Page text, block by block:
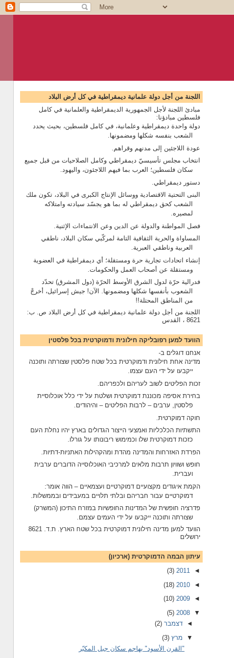
اللجنة من أجل دولة علمانية ديمقراطية في كل أرض البلاد
مبادئ اللجنة لأجل الجمهورية الديمقراطية والعلمانية في كامل
فلسطين مبادؤنا:
دولة واحدة ديمقراطية وعلمانية، في كامل فلسطين، بحيث يحدد
الشعب بنفسه شكلها ومضمونها.
عودة اللاجئين إلى مدنهم وقراهم.
انتخاب مجلس تأسيسيّ ديمقراطي وكامل الصلاحيات من قبل جميع
سكان فلسطين؛ العرب بما فيهم اللاجئون، واليهود.
دستور ديمقراطي.
البنى التحتية الاقتصادية ووسائل الإنتاج الكبرى في البلاد، تكون ملك
الشعب كحق ديمقراطي له بما هو يجسّد سيادته وامتلاكه
لمصيره.
فصل المواطنة والدولة عن الدين وعن الانتماءات الإثنية.
المساواة والحرية الثقافية التامة لمركّبي سكان البلاد، ناطقي
العربية وناطقي العبرية.
إنشاء اتحادات تجارية حرة ومستقلة؛ أي ديمقراطية في العضوية
ومستقلة عن أصحاب العمل والحكومات.
فدرالية حرّة لدول الشرق الأوسط الحرّة (دول المشرق) تحدّد
الشعوب بأنفسها شكلها ومضمونها. الآن! جيش إسرائيل، أخرجْ
من المناطق المحتلة!!
اللجنة من أجل دولة علمانية ديمقراطية في كل أرض البلاد ص. ب:
8621 ، القدس
הוועד למען רפובליקה חילונית ודמוקרטית בכל פלסטין
אנחנו דוגלים ב-
מדינה אחת חילונית ודמוקרטית בכל שטח פלסטין שצורתה ותוכנה
ייקבעו על ידי העם עצמו.
זכות הפליטים לשוב לעריהם ולכפריהם.
בחירת אסיפה מכוננת דמוקרטית ושלטת על ידי כלל אוכלוסיית
פלסטין, ערבים – לרבות הפליטים – והיהודים.
חוקה דמוקרטית.
התשתיות הכלכליות ואמצעי הייצור הגדולים בארץ יהיו נחלת העם
כזכות דמוקרטית שלו וכמימוש ריבונותו על גורלו.
הפרדת האזרחות והמדינה מהדת ומהקהילות האתניות-דתיות.
חופש ושוויון תרבות מלאים למרכיבי האוכלוסייה הדוברים ערבית
ועברית.
הקמת איגודים מקצועיים דמוקרטיים ועצמאיים – הווה אומר:
דמוקרטיים עבור חבריהם ובלתי תלויים במעבידים ובממשלות.
פדרציה חופשית של המדינות החופשיות במזרח התיכון (המשרק)
שצורתה ותוכנה ייקבעו על ידי העמים עצמם.
הוועד למען מדינה חילונית דמוקרטית בכל שטח הארץ. ת.ד. 8621
ירושלים
עיתון הבמה הדמוקרטית (ארכיון)
◄
2011
(3)
◄
2010
(18)
◄
2009
(10)
▼
2008
(5)
◄דצמבר(2)
▼ מרץ(3)
"القرن الأسود" يهاجم سكان جبل المكبّر